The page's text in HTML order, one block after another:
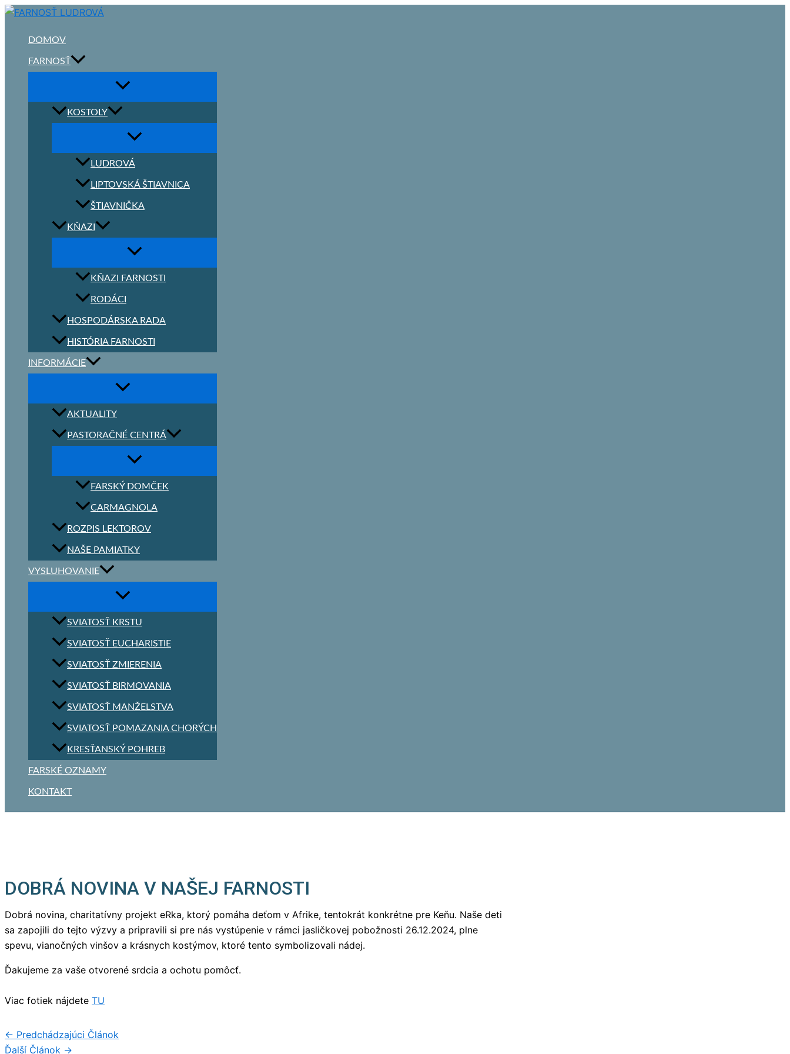
Preskočiť
obsahDOMOV
FARNOSŤ
KOSTOLY
LUDROVÁ
LIPTOVSKÁ ŠTIAVNICA
ŠTIAVNIČKA
KŇAZI
KŇAZI FARNOSTI
RODÁCI
HOSPODÁRSKA RADA
HISTÓRIA FARNOSTI
INFORMÁCIE
AKTUALITY
PASTORAČNÉ CENTRÁ
FARSKÝ DOMČEK
CARMAGNOLA
ROZPIS LEKTOROV
NAŠE PAMIATKY
VYSLUHOVANIE
SVIATOSŤ KRSTU
SVIATOSŤ EUCHARISTIE
SVIATOSŤ ZMIERENIA
SVIATOSŤ BIRMOVANIA
SVIATOSŤ MANŽELSTVA
SVIATOSŤ POMAZANIA CHORÝCH
KRESŤANSKÝ POHREB
FARSKÉ OZNAMY
KONTAKT
DOBRÁ NOVINA V NAŠEJ FARNOSTI
Dobrá novina, charitatívny projekt eRka, ktorý pomáha deťom v Afrike, tentokrát konkrétne pre Keňu. Naše deti
sa zapojili do tejto výzvy a pripravili si pre nás vystúpenie v rámci jasličkovej pobožnosti 26.12.2024, plne
spevu, vianočných vinšov a krásnych kostýmov, ktoré tento symbolizovali nádej.
Ďakujeme za vaše otvorené srdcia a ochotu pomôcť.
Viac fotiek nájdete TU
← Predchádzajúci Článok
Ďalší Článok →